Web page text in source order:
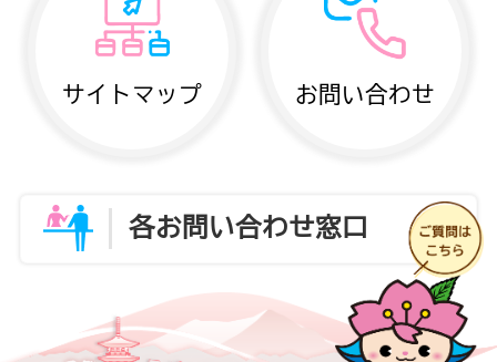
サイトマップ お問い合わせ
各お問い合わせ窓口